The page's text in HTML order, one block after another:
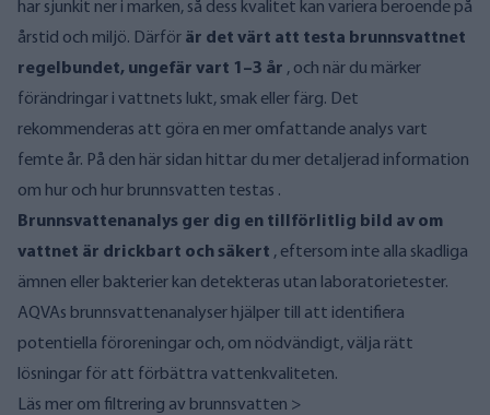
har sjunkit ner i marken, så dess kvalitet kan variera beroende på
årstid och miljö. Därför är det värt att testa brunnsvattnet
regelbundet, ungefär vart 1–3 år , och när du märker
förändringar i vattnets lukt, smak eller färg. Det
rekommenderas att göra en mer omfattande analys vart
femte år. På den här sidan hittar du mer detaljerad information
om hur och hur brunnsvatten testas .
Brunnsvattenanalys ger dig en tillförlitlig bild av om
vattnet är drickbart och säkert , eftersom inte alla skadliga
ämnen eller bakterier kan detekteras utan laboratorietester.
AQVAs brunnsvattenanalyser hjälper till att identifiera
potentiella föroreningar och, om nödvändigt, välja rätt
lösningar för att förbättra vattenkvaliteten.
Läs mer om filtrering av brunnsvatten >